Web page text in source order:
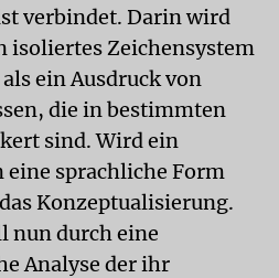
verbindet. Darin wird
isoliertes Zeichensystem
ein Ausdruck von
die in bestimmten
sind. Wird ein
eine sprachliche Form
Konzeptualisierung.
nun durch eine
Analyse der ihr